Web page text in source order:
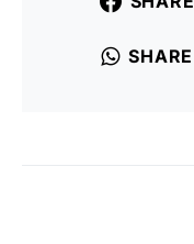
SHARE